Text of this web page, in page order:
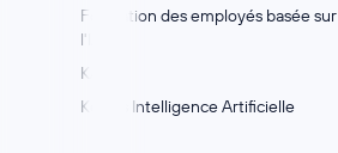
Formation des employés basée sur
l'IA
KAIA
Kertos Intelligence Artificielle